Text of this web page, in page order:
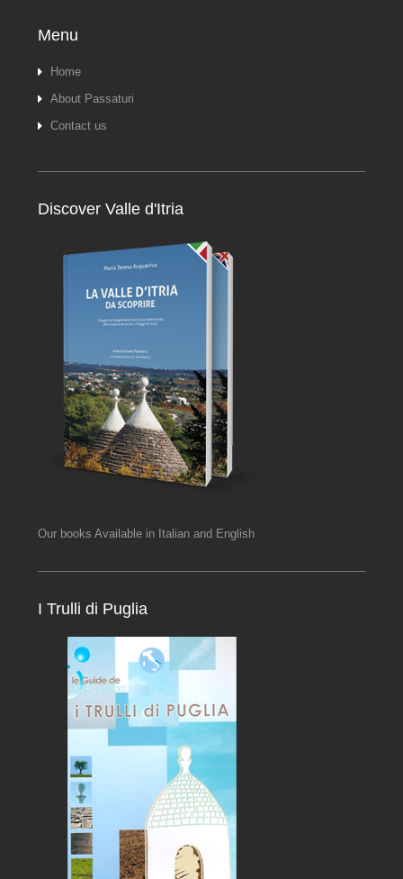
Menu
Home
About Passaturi
Contact us
Discover Valle d'Itria
Our books Available in Italian and English
I Trulli di Puglia